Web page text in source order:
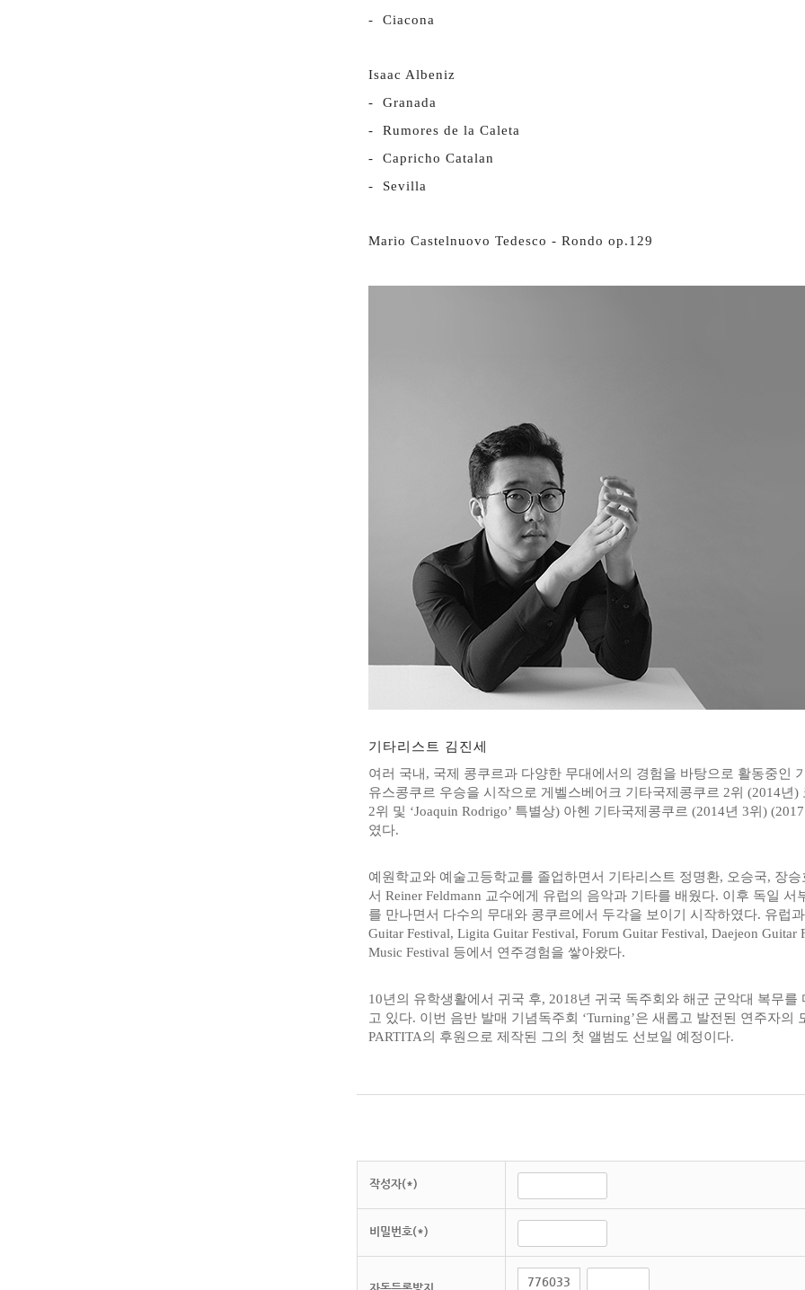
- Ciacona
Isaac Albeniz
- Granada
- Rumores de la Caleta
- Capricho Catalan
- Sevilla
Mario Castelnuovo Tedesco - Rondo op.129
기타리스트 김진세
여러 국내, 국제 콩쿠르과 다양한 무대에서의 경험을 바탕으로 활동중인
유스콩쿠르 우승을 시작으로 게벨스베어크 기타국제콩쿠르 2위 (2014년
2위 및 ‘Joaquin Rodrigo’ 특별상) 아헨 기타국제콩쿠르 (2014년 3위)
였다.
예원학교와 예술고등학교를 졸업하면서 기타리스트 정명환, 오승국, 장
서 Reiner Feldmann 교수에게 유럽의 음악과 기타를 배웠다. 이후 독일 서
를 만나면서 다수의 무대와 콩쿠르에서 두각을 보이기 시작하였다. 유럽
Guitar Festival, Ligita Guitar Festival, Forum Guitar Festival, Daejeon Guitar
Music Festival 등에서 연주경험을 쌓아왔다.
10년의 유학생활에서 귀국 후, 2018년 귀국 독주회와 해군 군악대 복무
고 있다. 이번 음반 발매 기념독주회 ‘Turning’은 새롭고 발전된 연주자
PARTITA의 후원으로 제작된 그의 첫 앨범도 선보일 예정이다.
작성자(*)
비밀번호(*)